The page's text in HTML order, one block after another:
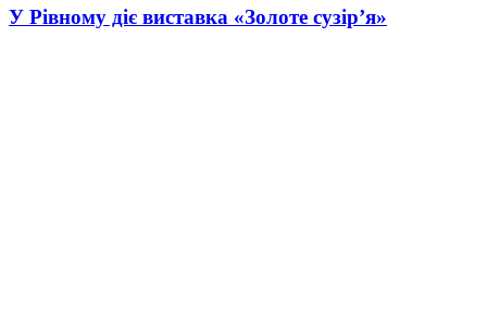
У Рівному діє виставка «Золоте сузір’я»